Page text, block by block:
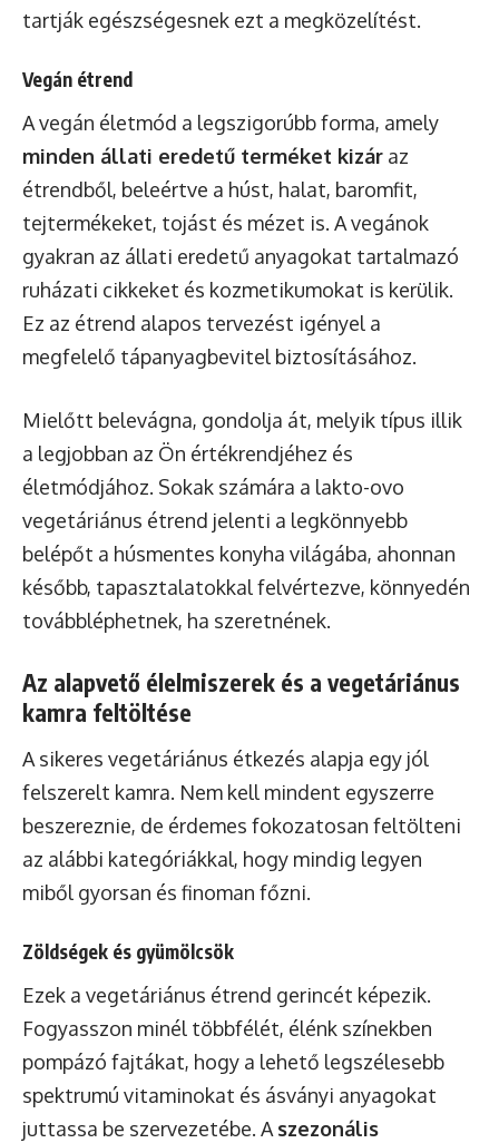
tartják egészségesnek ezt a megközelítést.
Vegán étrend
A vegán életmód a legszigorúbb forma, amely
minden állati eredetű terméket kizár az
étrendből, beleértve a húst, halat, baromfit,
tejtermékeket, tojást és mézet is. A vegánok
gyakran az állati eredetű anyagokat tartalmazó
ruházati cikkeket és kozmetikumokat is kerülik.
Ez az étrend alapos tervezést igényel a
megfelelő tápanyagbevitel biztosításához.
Mielőtt belevágna, gondolja át, melyik típus illik
a legjobban az Ön értékrendjéhez és
életmódjához. Sokak számára a lakto-ovo
vegetáriánus étrend jelenti a legkönnyebb
belépőt a húsmentes konyha világába, ahonnan
később, tapasztalatokkal felvértezve, könnyedén
továbbléphetnek, ha szeretnének.
Az alapvető élelmiszerek és a vegetáriánus
kamra feltöltése
A sikeres vegetáriánus étkezés alapja egy jól
felszerelt kamra. Nem kell mindent egyszerre
beszereznie, de érdemes fokozatosan feltölteni
az alábbi kategóriákkal, hogy mindig legyen
miből gyorsan és finoman főzni.
Zöldségek és gyümölcsök
Ezek a vegetáriánus étrend gerincét képezik.
Fogyasszon minél többfélét, élénk színekben
pompázó fajtákat, hogy a lehető legszélesebb
spektrumú vitaminokat és ásványi anyagokat
juttassa be szervezetébe. Aszezonális